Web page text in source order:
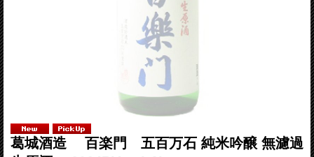
葛城酒造 百楽門 五百万石 純米吟醸 無濾過